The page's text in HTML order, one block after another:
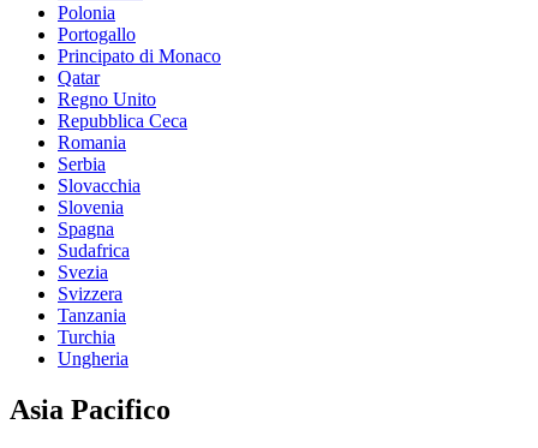
Polonia
Portogallo
Principato di Monaco
Qatar
Regno Unito
Repubblica Ceca
Romania
Serbia
Slovacchia
Slovenia
Spagna
Sudafrica
Svezia
Svizzera
Tanzania
Turchia
Ungheria
Asia Pacifico